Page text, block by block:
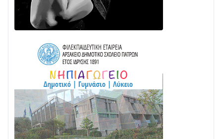
24/07 • 11:03
ΤΟ ΠΑΡΤΥ ΣΥΝΕΧΙΖΕΤΑΙ…
Στο σκοτάδι μεγάλο μέρος στο Λυγιά Ναυπάκτου
04/08 • 19:47
Σε τροχιά υλοποίησης η Παράκαμψη του Κέντρου
της Ναυπάκτου
04/08 • 12:08
Σε φουλ ρυθμούς το τμήμα Βόνιτσα – Άγιος Νικόλαος
| Αυτοψία Καββαδά